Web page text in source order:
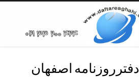
دفترروزنامه اصفهان